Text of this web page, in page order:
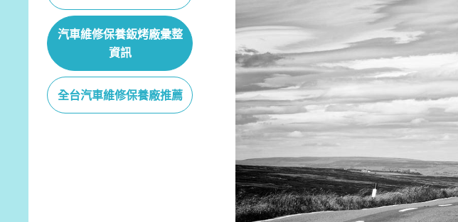
汽車維修保養鈑烤廠彙整
資訊
全台汽車維修保養廠推薦